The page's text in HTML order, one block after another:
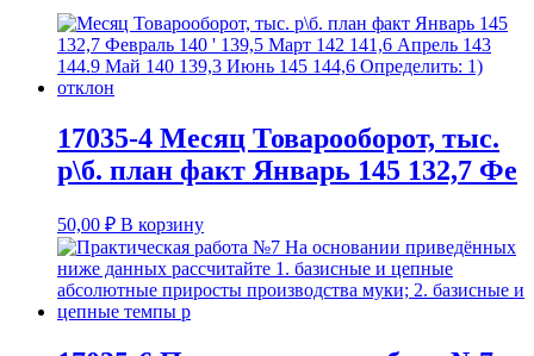
17035-4 Месяц Товарооборот, тыс.
р\б. план факт Январь 145 132,7 Фе
50,00 ₽ В корзину